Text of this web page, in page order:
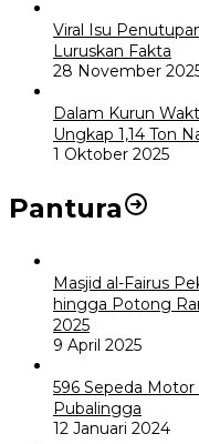
Viral Isu
Luruskan Fakta
28 November
Dalam Kurun
Ungkap 1,14 Ton
1 Oktober 2025
Pantura
Masjid al-Fairus
hingga Potong
2025
9 April 2025
596 Sepeda
Pubalingga
12 Januari 2024